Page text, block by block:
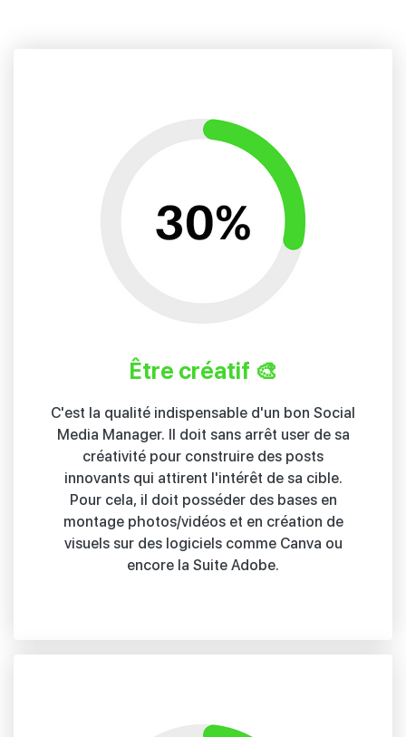
Être créatif 🎨
C'est la qualité indispensable d'un bon Social
Media Manager. Il doit sans arrêt user de sa
créativité pour construire des posts
innovants qui attirent l'intérêt de sa cible.
Pour cela, il doit posséder des bases en
montage photos/vidéos et en création de
visuels sur des logiciels comme Canva ou
encore la Suite Adobe.